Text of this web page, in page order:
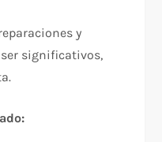
y
significativos,